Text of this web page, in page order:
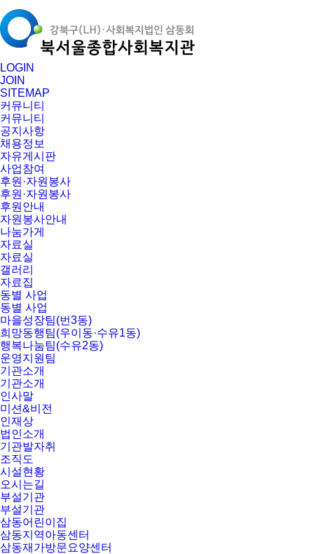
LOGIN
JOIN
SITEMAP
커뮤니티
커뮤니티
공지사항
채용정보
자유게시판
사업참여
후원·자원봉사
후원·자원봉사
후원안내
자원봉사안내
나눔가게
자료실
자료실
갤러리
자료집
동별 사업
동별 사업
마을성장팀(번3동)
희망동행팀(우이동·수유1동)
행복나눔팀(수유2동)
운영지원팀
기관소개
기관소개
인사말
미션&비전
인재상
법인소개
기관발자취
조직도
시설현황
오시는길
부설기관
부설기관
삼동어린이집
삼동지역아동센터
삼동재가방문요양센터